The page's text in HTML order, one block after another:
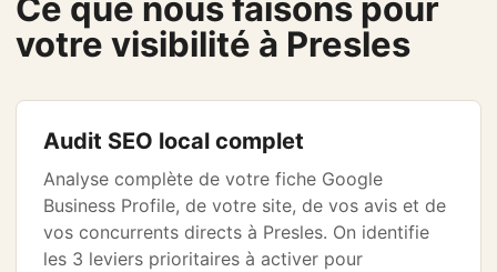
Ce que nous faisons pour
votre visibilité à Presles
Audit SEO local complet
Analyse complète de votre fiche Google
Business Profile, de votre site, de vos avis et de
vos concurrents directs à Presles. On identifie
les 3 leviers prioritaires à activer pour